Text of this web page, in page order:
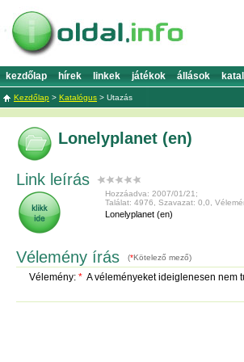
kezdőlap hírek linkek játékok állások
Kezdőlap > Katalógus > Utazás
Lonelyplanet (en)
Link leírás
Hozzáadva: 2007/01/21;
Találat: 4976, Szavazat: 0,0,
Lonelyplanet (en)
Vélemény írás (*Kötelező mező)
Vélemény: * A véleményeket ideiglenesen nem